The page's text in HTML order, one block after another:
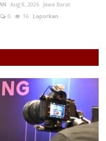
Aug 8, 2026 Jawa Barat
0 16 Laporkan